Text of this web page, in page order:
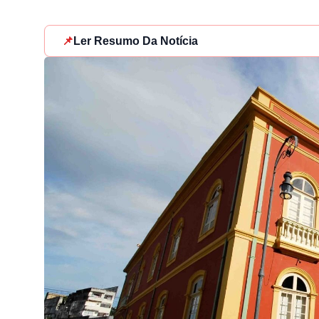
📌 Ler Resumo Da Notícia